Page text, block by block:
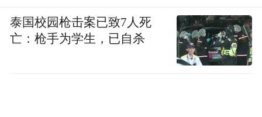
泰国校园枪击案已致7人死
亡：枪手为学生，已自杀